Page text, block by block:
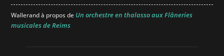
Wallerandà propos de Un orchestre en thalasso aux Flâneries
musicales de Reims